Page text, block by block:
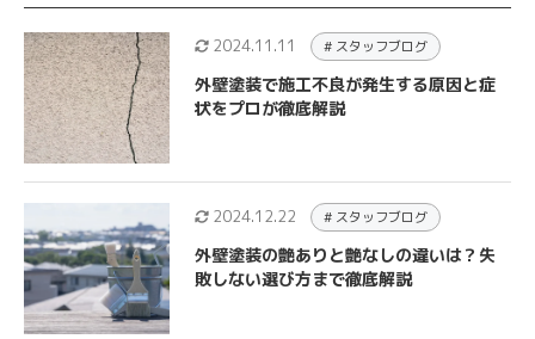
2024.11.11 # スタッフブログ
外壁塗装で施工不良が発生する原因と症
状をプロが徹底解説
2024.12.22 # スタッフブログ
外壁塗装の艶ありと艶なしの違いは？失
敗しない選び方まで徹底解説